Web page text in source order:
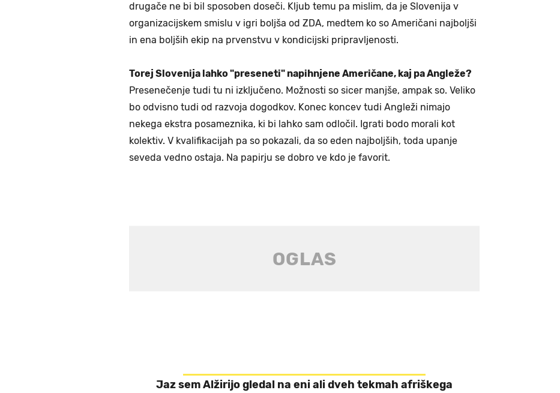
drugače ne bi bil sposoben doseči. Kljub temu pa mislim, da je Slovenija v
organizacijskem smislu v igri boljša od ZDA, medtem ko so Američani najboljši
in ena boljših ekip na prvenstvu v kondicijski pripravljenosti.
Torej Slovenija lahko "preseneti" napihnjene Američane, kaj pa Angleže?
Presenečenje tudi tu ni izključeno. Možnosti so sicer manjše, ampak so. Veliko
bo odvisno tudi od razvoja dogodkov. Konec koncev tudi Angleži nimajo
nekega ekstra posameznika, ki bi lahko sam odločil. Igrati bodo morali kot
kolektiv. V kvalifikacijah pa so pokazali, da so eden najboljših, toda upanje
seveda vedno ostaja. Na papirju se dobro ve kdo je favorit.
Jaz sem Alžirijo gledal na eni ali dveh tekmah afriškega